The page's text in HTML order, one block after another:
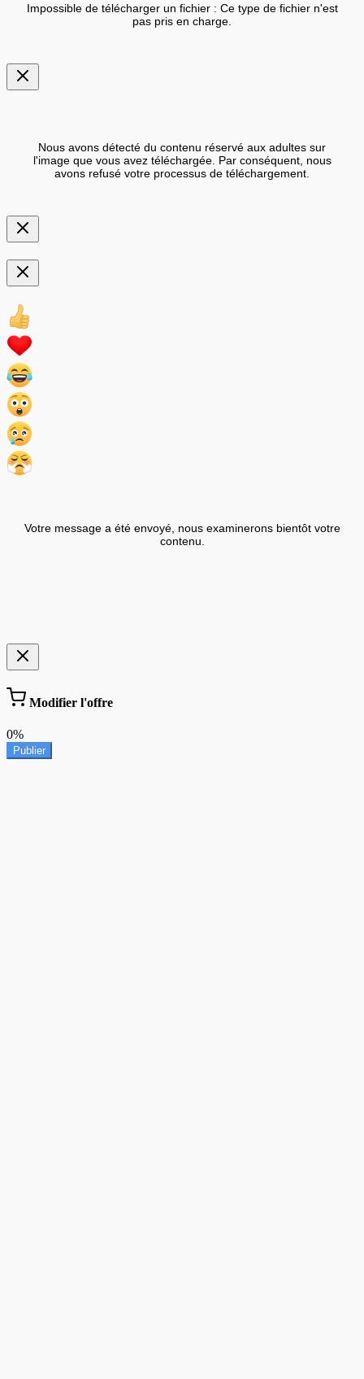
Impossible de télécharger un fichier : Ce type de fichier n'est
pas pris en charge.
Nous avons détecté du contenu réservé aux adultes sur
l'image que vous avez téléchargée. Par conséquent, nous
avons refusé votre processus de téléchargement.
Votre message a été envoyé, nous examinerons bientôt votre
contenu.
Modifier l'offre
0%
Publier